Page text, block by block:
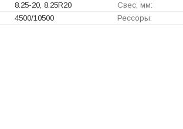
8.25-20, 8.25R20 Свес, мм:
4500/10500 Рессоры: